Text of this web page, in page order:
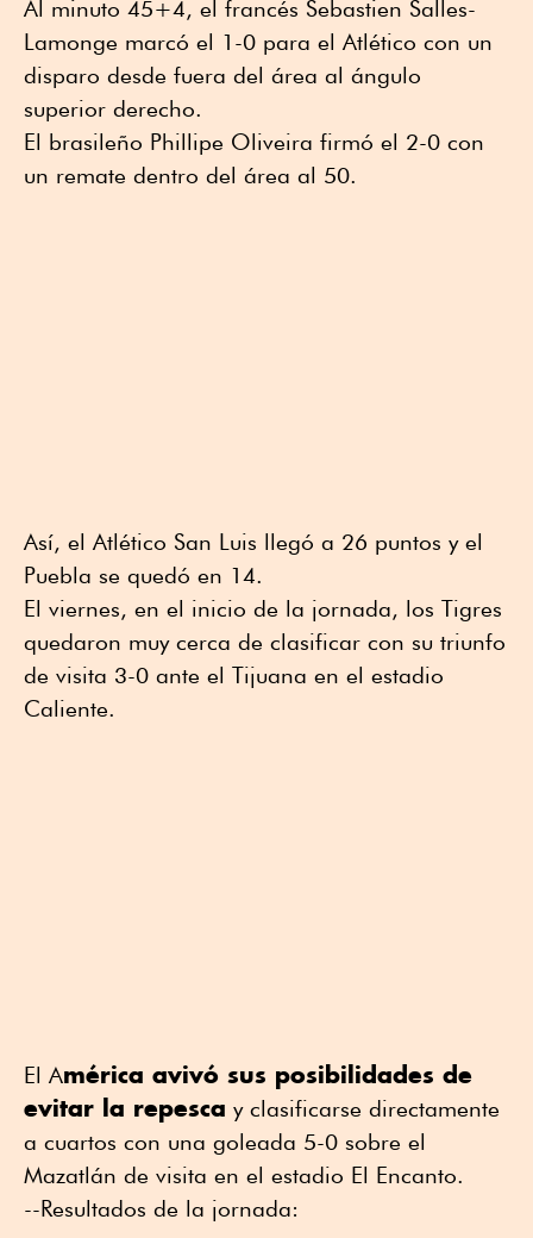
Al minuto 45+4, el francés Sebastien Salles-
Lamonge marcó el 1-0 para el Atlético con un
disparo desde fuera del área al ángulo
superior derecho.
El brasileño Phillipe Oliveira firmó el 2-0 con
un remate dentro del área al 50.
Así, el Atlético San Luis llegó a 26 puntos y el
Puebla se quedó en 14.
El viernes, en el inicio de la jornada, los Tigres
quedaron muy cerca de clasificar con su triunfo
de visita 3-0 ante el Tijuana en el estadio
Caliente.
El América avivó sus posibilidades de
evitar la repesca y clasificarse directamente
a cuartos con una goleada 5-0 sobre el
Mazatlán de visita en el estadio El Encanto.
--Resultados de la jornada: